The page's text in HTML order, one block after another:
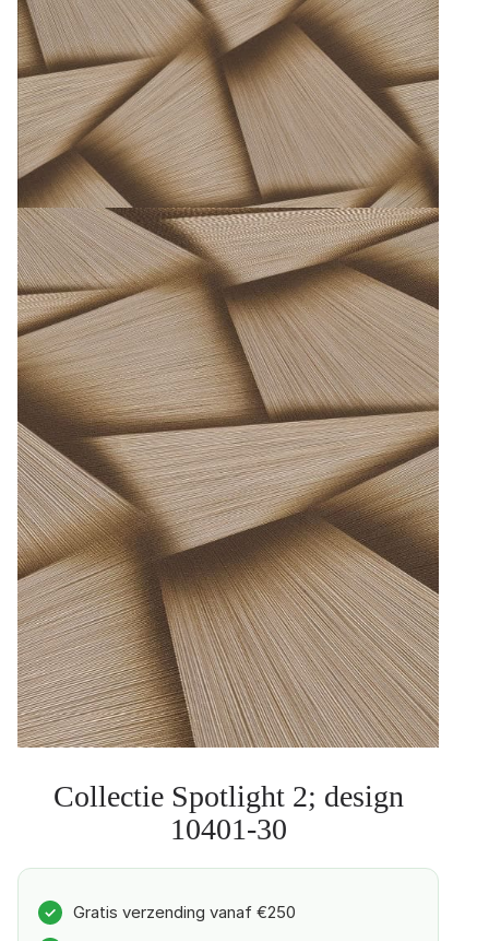
Collectie Spotlight 2; design
10401-30
✓ Gratis verzending vanaf €250